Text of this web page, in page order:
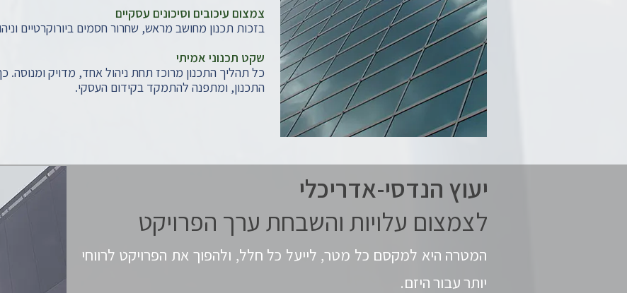
צמצום עיכובים וסיכונים עסקיים
בזכות תכנון מחושב מראש, שחרור חסמים ביורוקרטיים
שקט תכנוני אמיתי
כל תהליך התכנון מרוכז תחת ניהול אחד, מדויק
התכנון, ומתפנה להתמקד בקידום העסקי.
יעוץ הנדסי-אדריכלי
לצמצום עלויות והשבחת ערך הפרויקט
​המטרה היא למקסם כל מטר, לייעל כל חלל, ולהפוך את הפרויקט לרווחי
יותר עבור היזם.